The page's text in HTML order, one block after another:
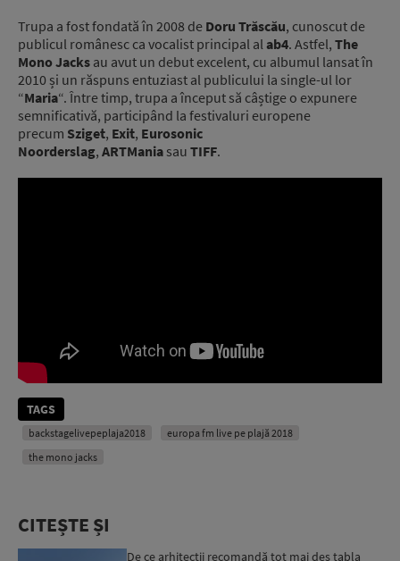
Trupa a fost fondată în 2008 de Doru Trăscău, cunoscut de
publicul românesc ca vocalist principal alab4. Astfel, The
Mono Jacks au avut un debut excelent, cu albumul lansat în
2010 și un răspuns entuziast al publicului la single-ul lor
“Maria“. Între timp, trupa a început să câștige o expunere
semnificativă, participând la festivaluri europene
precum Sziget, Exit, Eurosonic
Noorderslag, ARTMania sau TIFF.
TAGS
backstagelivepeplaja2018
europa fm live pe plajă 2018
the mono jacks
CITEȘTE ȘI
De ce arhitecții recomandă tot mai des tabla